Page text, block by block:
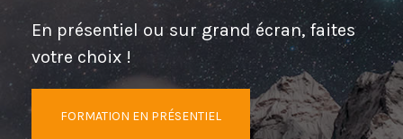
En présentiel ou sur grand écran, faites
votre choix !
FORMATION EN PRÉSENTIEL